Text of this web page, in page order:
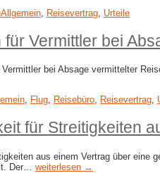
Allgemein, Reisevertrag, Urteile
Vermittler bei
bei Absage vermittelter
, Flug, Reisebüro, Reisevertrag,
für Streitigkeiten
aus einem Vertrag über
Der… weiterlesen →